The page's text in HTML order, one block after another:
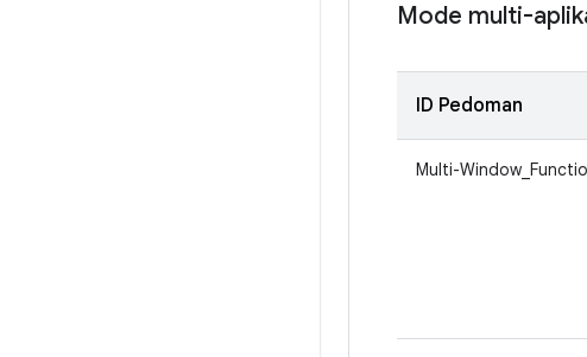
Mode multi-
ID Pedoman
Multi-